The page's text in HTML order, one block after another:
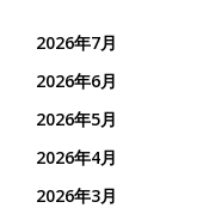
2026年7月
2026年6月
2026年5月
2026年4月
2026年3月